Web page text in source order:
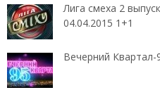
Лига смеха 2
04.04.2015 1+1
Вечерний Квартал-